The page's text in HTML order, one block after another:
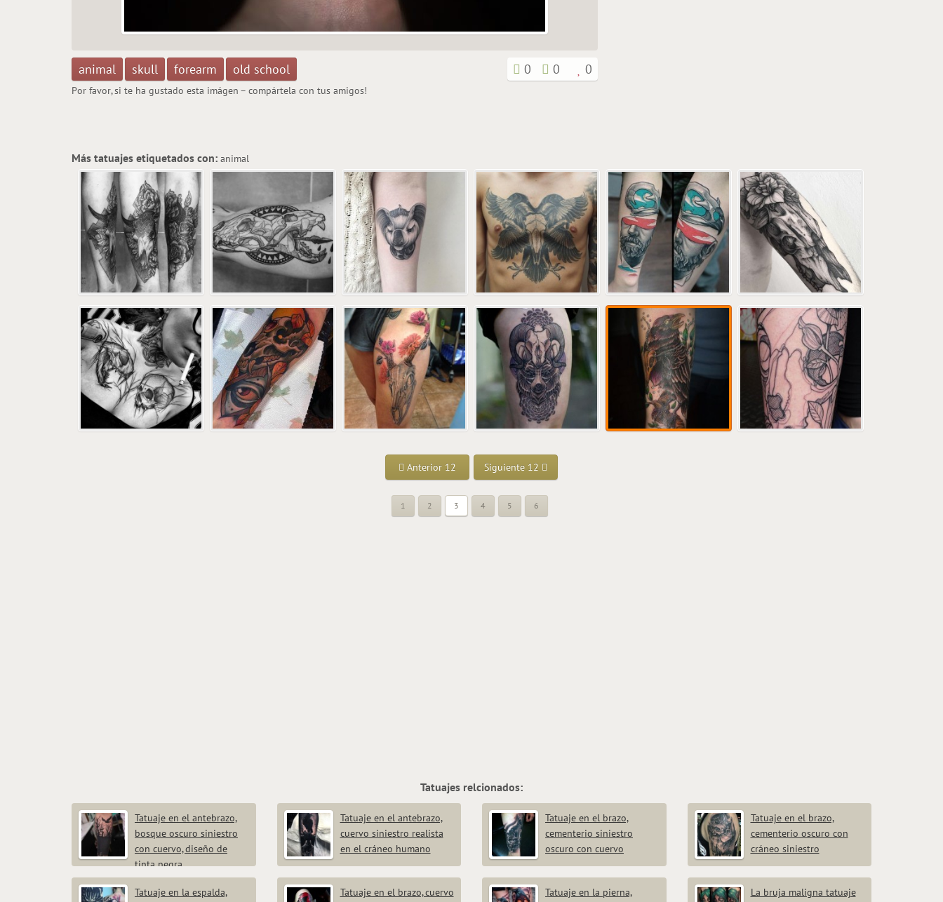
animal skull forearm old school 0 0 0
Por favor, si te ha gustado esta imágen – compártela con tus amigos!
Más tatuajes etiquetados con: animal
Anterior 12 Siguiente 12
1 2 3 4 5 6
Tatuajes relcionados:
Tatuaje en el antebrazo,
bosque oscuro siniestro
con cuervo, diseño de
tinta negra
Tatuaje en el antebrazo,
cuervo siniestro realista
en el cráneo humano
Tatuaje en el brazo,
cementerio siniestro
oscuro con cuervo
Tatuaje en el brazo,
cementerio oscuro con
cráneo siniestro
Tatuaje en la espalda,
Tatuaje en el brazo, cuervo
Tatuaje en la pierna,
La bruja maligna tatuaje